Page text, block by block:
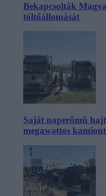
Bekapcsolták
töltőállomását
Saját naperőmű
megawattos